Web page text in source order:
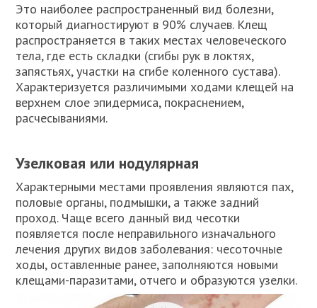
Это наиболее распространенный вид болезни,
который диагностируют в 90% случаев. Клещ
распространяется в таких местах человеческого
тела, где есть складки (сгибы рук в локтях,
запястьях, участки на сгибе коленного сустава).
Характеризуется различимыми ходами клещей на
верхнем слое эпидермиса, покраснением,
расчесываниями.
Узелковая или нодулярная
Характерными местами проявления являются пах,
половые органы, подмышки, а также задний
проход. Чаще всего данный вид чесотки
появляется после неправильного изначального
лечения других видов заболевания: чесоточные
ходы, оставленные ранее, заполняются новыми
клещами-паразитами, отчего и образуются узелки.